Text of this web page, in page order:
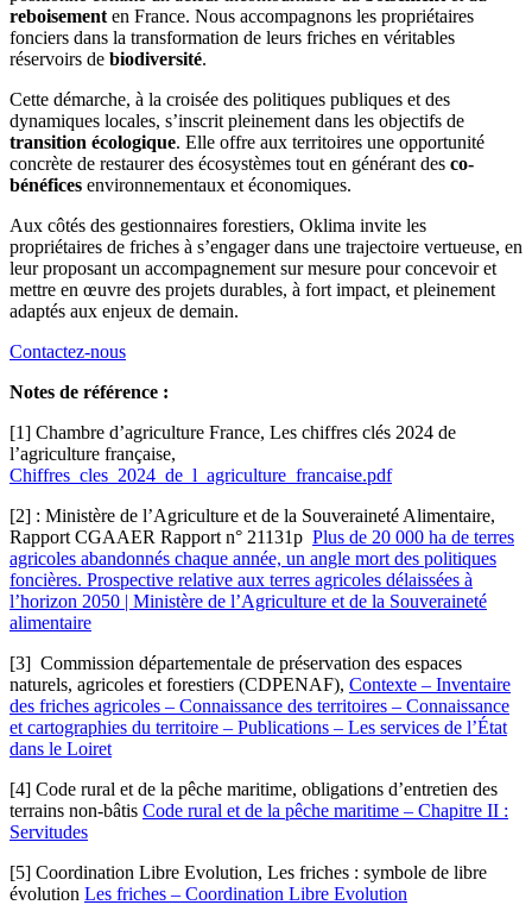
reboisement en France. Nous accompagnons les propriétaires
fonciers dans la transformation de leurs friches en véritables
réservoirs de biodiversité.
Cette démarche, à la croisée des politiques publiques et des
dynamiques locales, s’inscrit pleinement dans les objectifs de
transition écologique. Elle offre aux territoires une opportunité
concrète de restaurer des écosystèmes tout en générant des co-
bénéfices environnementaux et économiques.
Aux côtés des gestionnaires forestiers, Oklima invite les
propriétaires de friches à s’engager dans une trajectoire vertueuse, en
leur proposant un accompagnement sur mesure pour concevoir et
mettre en œuvre des projets durables, à fort impact, et pleinement
adaptés aux enjeux de demain.
Contactez-nous
Notes de référence :
[1] Chambre d’agriculture France, Les chiffres clés 2024 de
l’agriculture française,
Chiffres_cles_2024_de_l_agriculture_francaise.pdf
[2] : Ministère de l’Agriculture et de la Souveraineté Alimentaire,
Rapport CGAAER Rapport n° 21131p Plus de 20 000 ha de terres
agricoles abandonnés chaque année, un angle mort des politiques
foncières. Prospective relative aux terres agricoles délaissées à
l’horizon 2050 | Ministère de l’Agriculture et de la Souveraineté
alimentaire
[3] Commission départementale de préservation des espaces
naturels, agricoles et forestiers (CDPENAF), Contexte – Inventaire
des friches agricoles – Connaissance des territoires – Connaissance
et cartographies du territoire – Publications – Les services de l’État
dans le Loiret
[4] Code rural et de la pêche maritime, obligations d’entretien des
terrains non-bâtis Code rural et de la pêche maritime – Chapitre II :
Servitudes
[5] Coordination Libre Evolution, Les friches : symbole de libre
évolution Les friches – Coordination Libre Evolution